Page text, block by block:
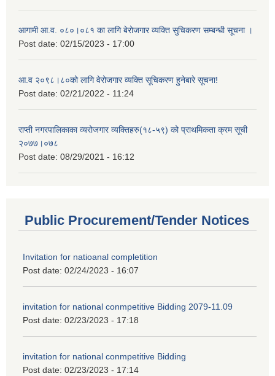
आगामी आ.व. ०८०।०८१ का लागि बेरोजगार व्यक्ति सुचिकरण सम्बन्धी सूचना ।
Post date: 02/15/2023 - 17:00
आ.व २०९८।८०को लागि वेरोजगार व्यक्ति सूचिकरण हुनेबारे सूचना!
Post date: 02/21/2022 - 11:24
राप्ती नगरपालिकाका व्यरोजगार व्यक्तिहरु(१८-५९) को प्राथमिकता क्रम सूची
२०७७।०७८
Post date: 08/29/2021 - 16:12
Public Procurement/Tender Notices
Invitation for natioanal completition
Post date: 02/24/2023 - 16:07
invitation for national conmpetitive Bidding 2079-11.09
Post date: 02/23/2023 - 17:18
invitation for national conmpetitive Bidding
Post date: 02/23/2023 - 17:14